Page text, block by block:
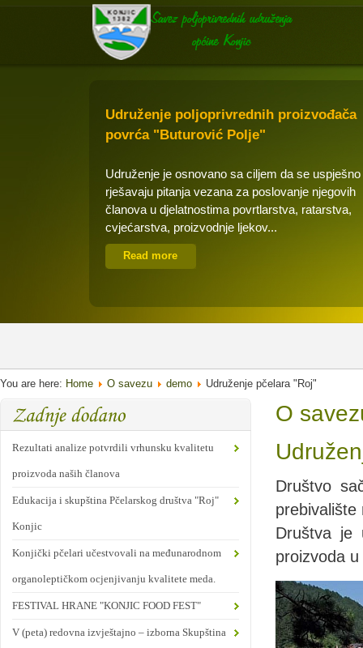
Udruženje poljoprivrednih proizvođača
povrća "Buturović Polje"
Udruženje je osnovano sa ciljem da se uspješno
rješavaju pitanja vezana za poslovanje njegovih
članova u djelatnostima povrtlarstva, ratarstva,
cvjećarstva, proizvodnje ljekov...
Read more
You are here: Home O savezu demo Udruženje pčelara "Roj"
Rezultati analize potvrdili vrhunsku kvalitetu
proizvoda naših članova
Edukacija i skupština Pčelarskog društva "Roj"
Konjic
Konjički pčelari učestvovali na međunarodnom
organoleptičkom ocjenjivanju kvalitete meda.
FESTIVAL HRANE "KONJIC FOOD FEST"
V (peta) redovna izvještajno – izborna Skupština
O
Društvo
prebivalište
Društva je
proizvoda